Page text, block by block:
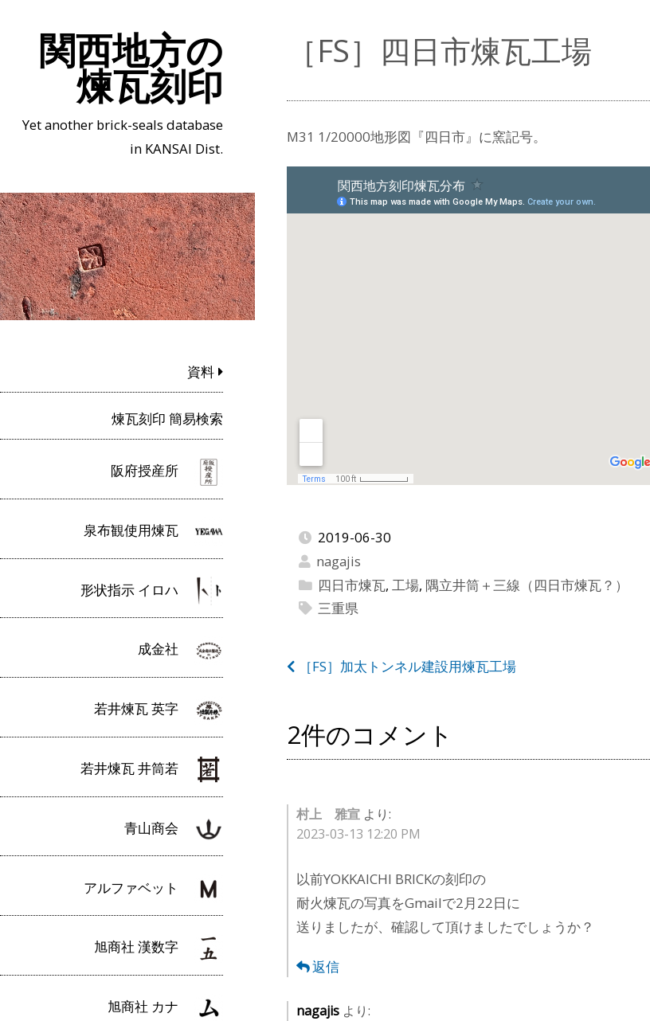
関西地方の
煉瓦刻印
Yet another brick-seals database
in KANSAI Dist.
資料
煉瓦刻印 簡易検索
阪府授産所
泉布観使用煉瓦
形状指示 イロハ
成金社
若井煉瓦 英字
若井煉瓦 井筒若
青山商会
アルファベット
旭商社 漢数字
旭商社 カナ
［FS］四日市煉瓦工場
M31 1/20000地形図『四日市』に窯記号。
2019-06-30
nagajis
四日市煉瓦, 工場, 隅立井筒＋三線（四日市煉瓦？）
三重県
投
ナ
ビ
ー
シ
ョ
ン
［FS］加太トンネル建設用煉瓦工場
2件のコメント
村上 雅宣 より:
2023-03-13 12:20 PM
以前YOKKAICHI BRICKの刻印の
耐火煉瓦の写真をGmailで2月22日に
送りましたが、確認して頂けましたでしょうか？
返信
nagajis より: